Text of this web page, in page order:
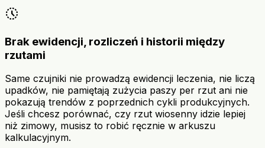
history_toggle_off
Brak ewidencji, rozliczeń i historii między
rzutami
Same czujniki nie prowadzą ewidencji leczenia, nie liczą
upadków, nie pamiętają zużycia paszy per rzut ani nie
pokazują trendów z poprzednich cykli produkcyjnych.
Jeśli chcesz porównać, czy rzut wiosenny idzie lepiej
niż zimowy, musisz to robić ręcznie w arkuszu
kalkulacyjnym.